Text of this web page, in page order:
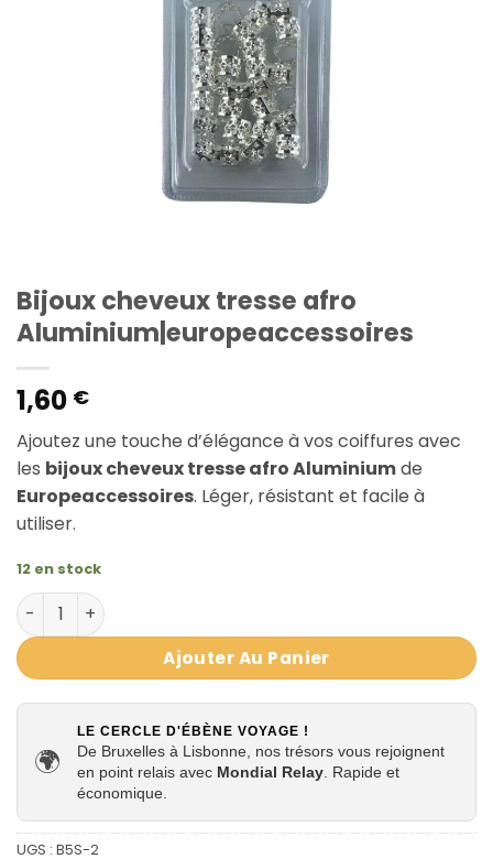
Bijoux cheveux tresse afro
Aluminium|europeaccessoires
1,60 €
Ajoutez une touche d’élégance à vos coiffures avec
les bijoux cheveux tresse afro Aluminiumde
Europeaccessoires. Léger, résistant et facile à
utiliser.
12 en stock
quantité de Bijoux cheveux tresse afro
Ajouter Au Panier
🌍
LE CERCLE D'ÉBÈNE VOYAGE !
De Bruxelles à Lisbonne, nos trésors vous rejoignent
en point relais avec Mondial Relay . Rapide et
économique.
UGS : B5S-2